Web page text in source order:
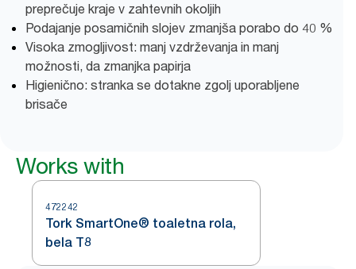
preprečuje kraje v zahtevnih okoljih
Podajanje posamičnih slojev zmanjša porabo do 40 %
Visoka zmogljivost: manj vzdrževanja in manj
možnosti, da zmanjka papirja
Higienično: stranka se dotakne zgolj uporabljene
brisače
Works with
472242
Tork SmartOne® toaletna rola,
bela T8